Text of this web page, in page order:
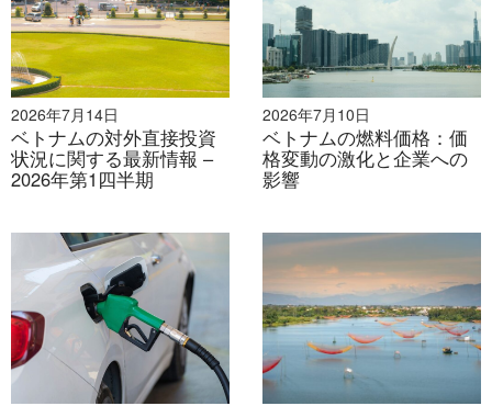
2026年7月14日
ベトナムの対外直接投資
状況に関する最新情報 –
2026年第1四半期
2026年7月10日
ベトナムの燃料価格：価
格変動の激化と企業への
影響